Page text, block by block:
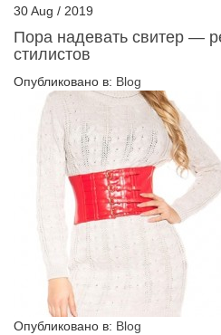
30Aug / 2019
Пора надевать свитер —
стилистов
Опубликовано в: Blog
Опубликовано в: Blog